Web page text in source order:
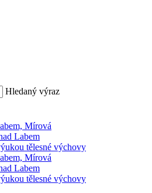
Hledaný výraz
Labem
tělesné výchovy
Labem
tělesné výchovy